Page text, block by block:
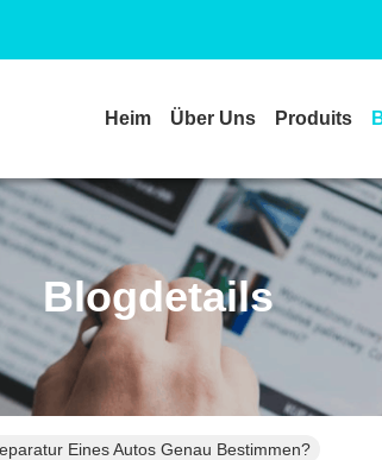
Heim Über Uns Produits
Blogdetails
Eines Autos Genau Bestimmen?